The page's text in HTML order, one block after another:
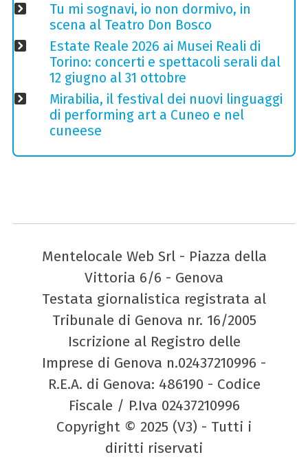
Tu mi sognavi, io non dormivo, in
scena al Teatro Don Bosco
Estate Reale 2026 ai Musei Reali di
Torino: concerti e spettacoli serali dal
12 giugno al 31 ottobre
Mirabilia, il festival dei nuovi linguaggi
di performing art a Cuneo e nel
cuneese
Mentelocale Web Srl - Piazza della
Vittoria 6/6 - Genova
Testata giornalistica registrata al
Tribunale di Genova nr. 16/2005
Iscrizione al Registro delle
Imprese di Genova n.02437210996 -
R.E.A. di Genova: 486190 - Codice
Fiscale / P.Iva 02437210996
Copyright © 2025 (V3) - Tutti i
diritti riservati